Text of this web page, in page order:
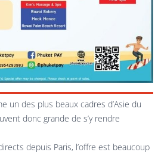
un des plus beaux cadres d’Asie du
donc grande de s’y rendre
depuis Paris, l’offre est beaucoup